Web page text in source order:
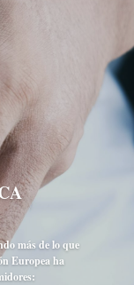
más de lo que
Europea ha